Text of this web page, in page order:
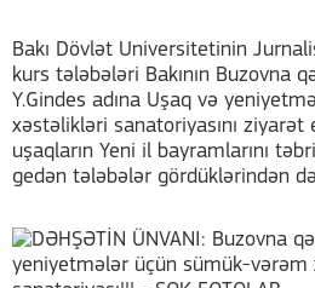
Bakı Dövlət Universitetinin
kurs tələbələri Bakının Buzovna
Y.Gindes adına Uşaq və
xəstəlikləri sanatoriyasını ziyarət
uşaqların Yeni il bayramlarını
gedən tələbələr gördüklərindən